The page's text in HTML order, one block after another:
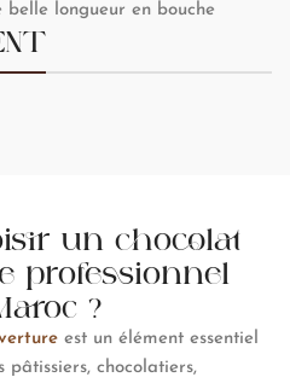
belle longueur en bouche
un chocolat
professionnel
?
est un élément essentiel
pâtissiers, chocolatiers,